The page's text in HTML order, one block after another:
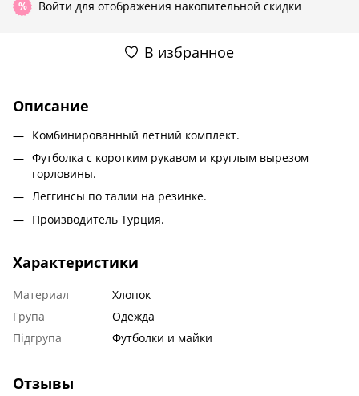
% Войти для отображения накопительной скидки
В избранное
Описание
Комбинированный летний комплект.
Футболка с коротким рукавом и круглым вырезом
горловины.
Леггинсы по талии на резинке.
Производитель Турция.
Характеристики
Материал
Хлопок
Група
Одежда
Підгрупа
Футболки и майки
Отзывы